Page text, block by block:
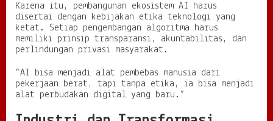
Karena itu, pembangunan ekosistem AI harus
disertai dengan kebijakan etika teknologi yang
ketat. Setiap pengembangan algoritma harus
memiliki prinsip transparansi, akuntabilitas, dan
perlindungan privasi masyarakat.
“AI bisa menjadi alat pembebas manusia dari
pekerjaan berat, tapi tanpa etika, ia bisa menjadi
alat perbudakan digital yang baru.”